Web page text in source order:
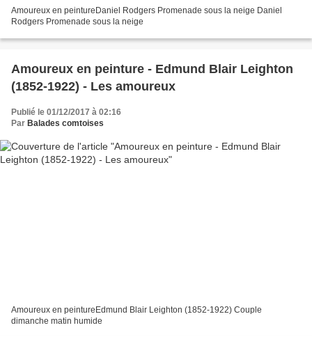
Amoureux en peintureDaniel Rodgers Promenade sous la neige Daniel
Rodgers Promenade sous la neige
Amoureux en peinture - Edmund Blair Leighton
(1852-1922) - Les amoureux
Publié le 01/12/2017 à 02:16
Par Balades comtoises
Amoureux en peintureEdmund Blair Leighton (1852-1922) Couple
dimanche matin humide